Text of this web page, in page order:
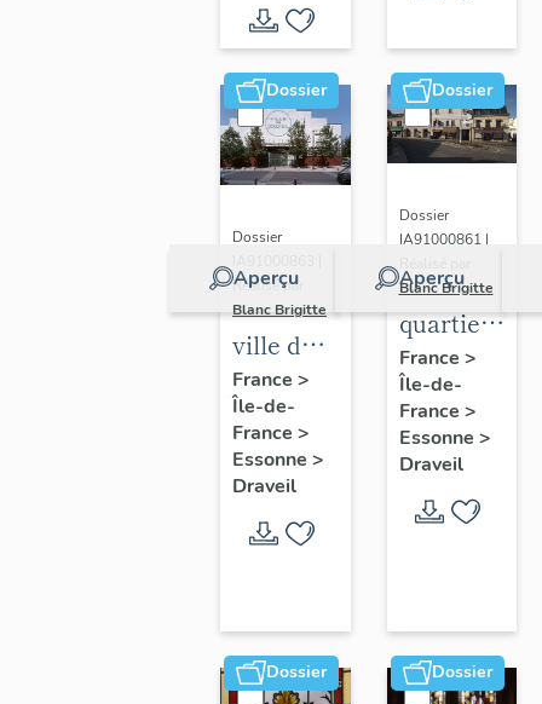
Dossier
Aperçu
Dossier
Réalisé par
Blanc Brigitte
ville de
Draveil
France >
Île-de-
France >
Essonne >
Draveil
Dossier
Aperçu
Dossier
IA91000861 |
Blanc Brigitte
quartier
du
centre
France >
Île-de-
France >
Essonne >
Draveil
Dossier Dossier